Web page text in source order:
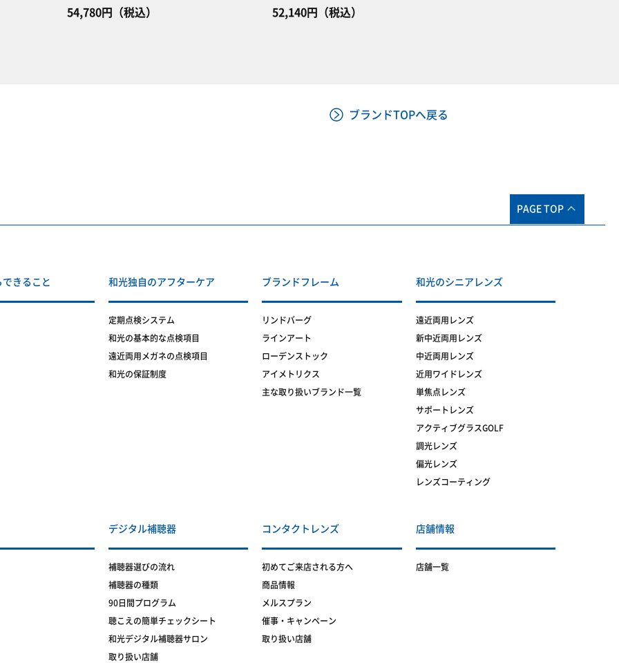
54,780円（税込）
52,140円（税込）
ブランドTOPへ戻る
PAGE TOP
きること 和光独自のアフターケア
定期点検システム
和光の基本的な点検項目
遠近両用メガネの点検項目
和光の保証制度
ブランドフレーム
リンドバーグ
ラインアート
ローデンストック
アイメトリクス
主な取り扱いブランド一覧
和光のシニアレンズ
遠近両用レンズ
新中近両用レンズ
中近両用レンズ
近用ワイドレンズ
単焦点レンズ
サポートレンズ
アクティブグラスGOLF
調光レンズ
偏光レンズ
レンズコーティング
デジタル補聴器
補聴器選びの流れ
補聴器の種類
90日間プログラム
聴こえの簡単チェックシート
和光デジタル補聴器サロン
取り扱い店舗
コンタクトレンズ
初めてご来店される方へ
商品情報
メルスプラン
催事・キャンペーン
取り扱い店舗
店舗情報
店舗一覧